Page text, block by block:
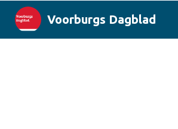
Voorburgs Dagblad